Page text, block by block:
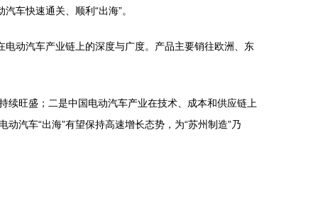
车快速通关、顺利“出海”。
动汽车产业链上的深度与广度。产品主要销往欧洲、东
续旺盛；二是中国电动汽车产业在技术、成本和供应链上
汽车“出海”有望保持高速增长态势，为“苏州制造”乃